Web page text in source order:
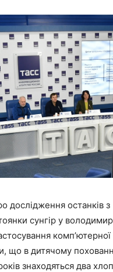
дослідження останків з
сунгір у
комп’ютерної
що в дитячому
знаходяться два